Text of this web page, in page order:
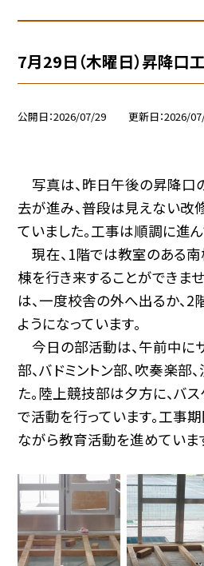
7月29日（木曜日）昇降口
公開日 2026/07/29 更新日 2026/
写真は、昨日午後の昇降口
去が進み、普段は見えない改
ていました。工事は順調に進ん
現在、1階では教室のある
棟を行き来することができま
は、一度校舎の外へ出るか、2
ようになっています。
今日の部活動は、午前中に
部、バドミントン部、吹奏楽部
た。陸上競技部は夕方に、バ
で活動を行っています。工事
ながら教育活動を進めていま